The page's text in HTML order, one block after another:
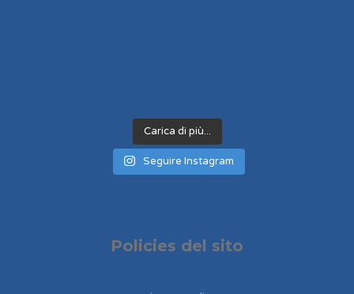
Carica di più...
Seguire Instagram
Policies del sito